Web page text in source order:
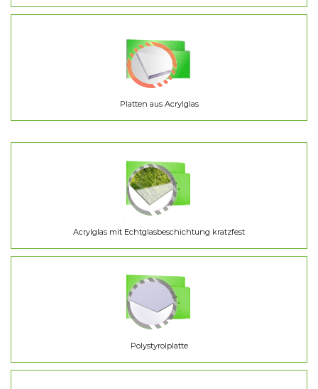
Platten aus Acrylglas
Acrylglas mit Echtglasbeschichtung kratzfest
Polystyrolplatte